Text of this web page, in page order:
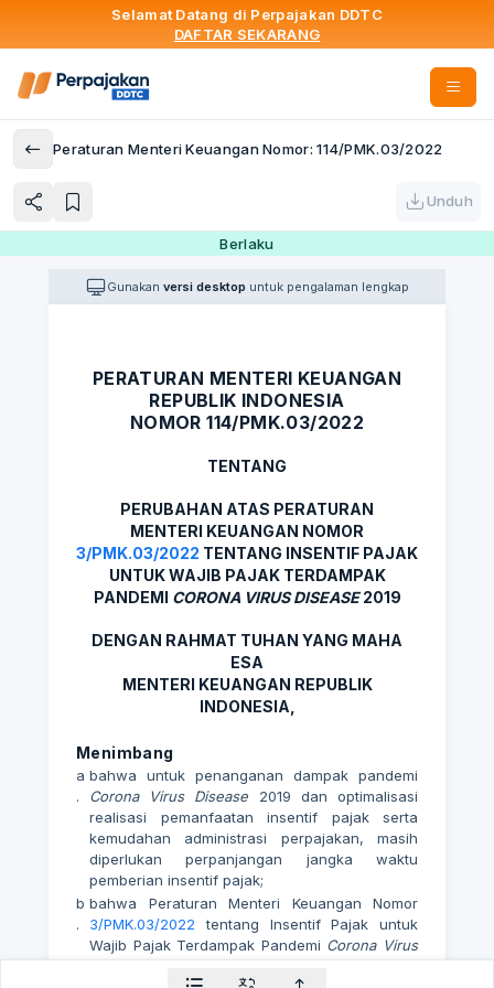
Selamat Datang di Perpajakan DDTC
DAFTAR SEKARANG
Peraturan Menteri Keuangan Nomor: 114/PMK.03/2022
Unduh
Berlaku
Gunakan versi desktop untuk pengalaman lengkap
PERATURAN MENTERI KEUANGAN
REPUBLIK INDONESIA
NOMOR 114/PMK.03/2022
TENTANG
PERUBAHAN ATAS PERATURAN
MENTERI KEUANGAN NOMOR
3/PMK.03/2022 TENTANG INSENTIF PAJAK
UNTUK WAJIB PAJAK TERDAMPAK
PANDEMI CORONA VIRUS DISEASE2019
DENGAN RAHMAT TUHAN YANG MAHA
ESA
MENTERI KEUANGAN REPUBLIK
INDONESIA,
Menimbang
a
.
bahwa untuk penanganan dampak pandemi
Corona Virus Disease 2019 dan optimalisasi
realisasi pemanfaatan insentif pajak serta
kemudahan administrasi perpajakan, masih
diperlukan perpanjangan jangka waktu
pemberian insentif pajak;
b
.
bahwa Peraturan Menteri Keuangan Nomor
3/PMK.03/2022 tentang Insentif Pajak untuk
Wajib Pajak Terdampak Pandemi Corona Virus
Disease2019 belum menampung kebutuhan